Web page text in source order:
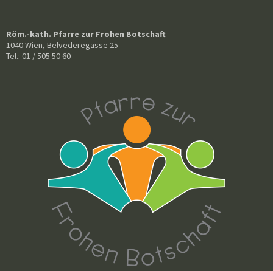
Röm.-kath. Pfarre zur Frohen Botschaft
1040 Wien, Belvederegasse 25
Tel.: 01 / 505 50 60